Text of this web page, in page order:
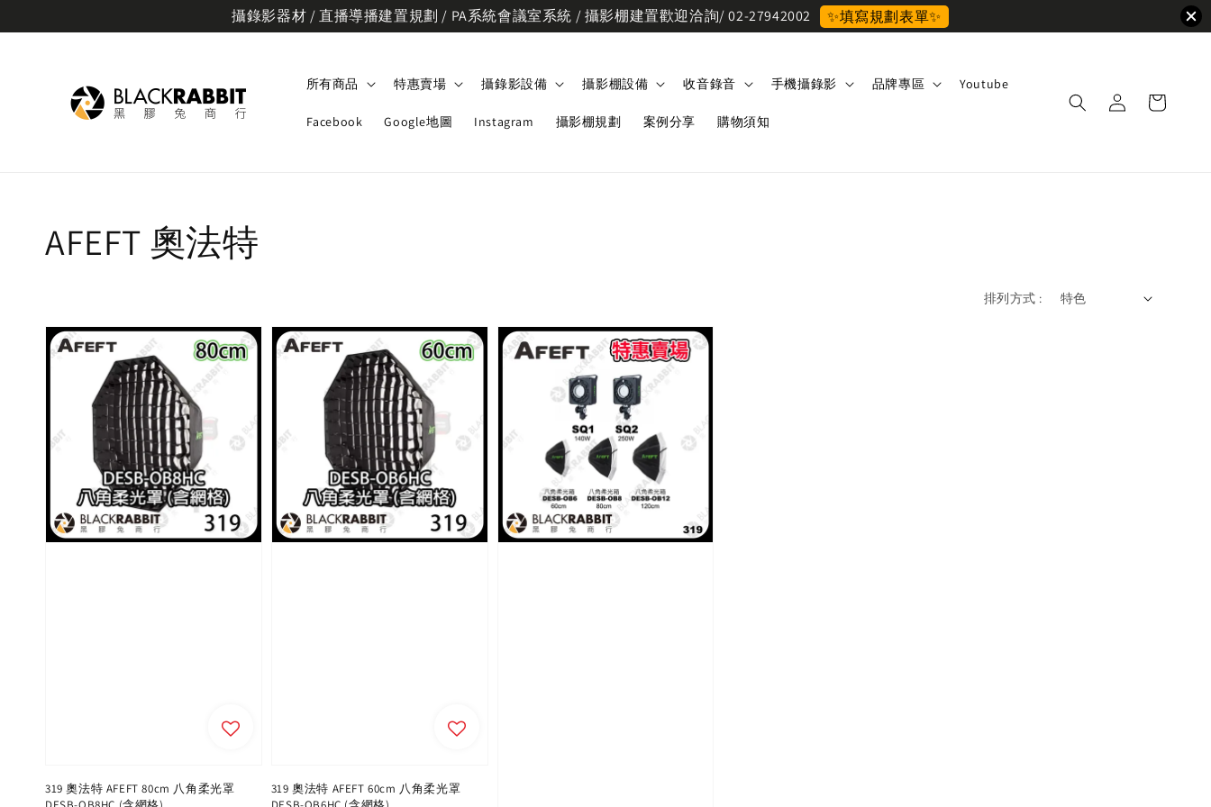
攝錄影器材 / 直播導播建置規劃 / PA系統會議室系統 / 攝影棚建置歡迎洽詢/ 02-27942002 ✨填寫規劃表單✨
所有商品 特惠賣場 攝錄影設備 攝影棚設備 收音錄音 手機攝錄影 品牌專區 Youtube
Facebook Google地圖 Instagram 攝影棚規劃 案例分享 購物須知
AFEFT 奧法特
排列方式 :
319 奧法特 AFEFT 80cm 八角柔光罩
319 奧法特 AFEFT 60cm 八角柔光罩